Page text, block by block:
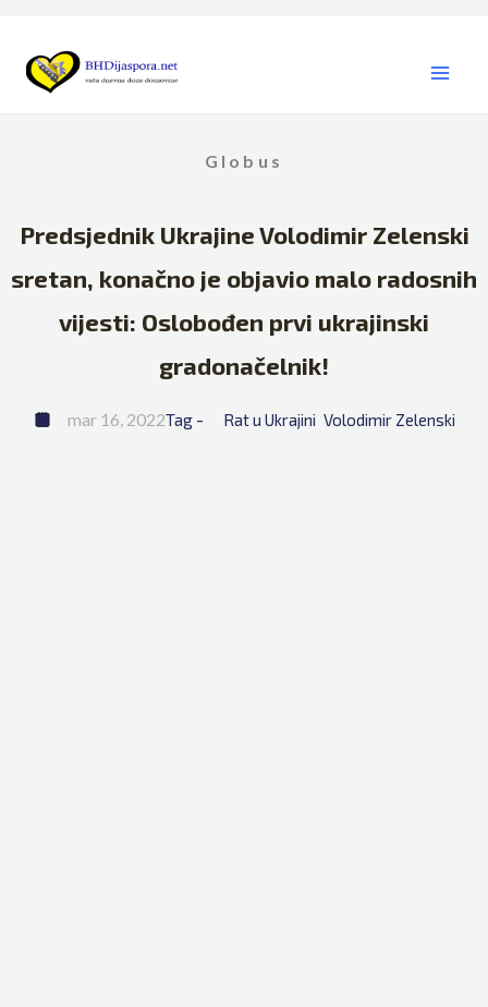
content
Globus
Predsjednik Ukrajine Volodimir Zelenski
sretan, konačno je objavio malo radosnih
vijesti: Oslobođen prvi ukrajinski
gradonačelnik!
mar 16, 2022Tag - Rat u Ukrajini Volodimir Zelenski